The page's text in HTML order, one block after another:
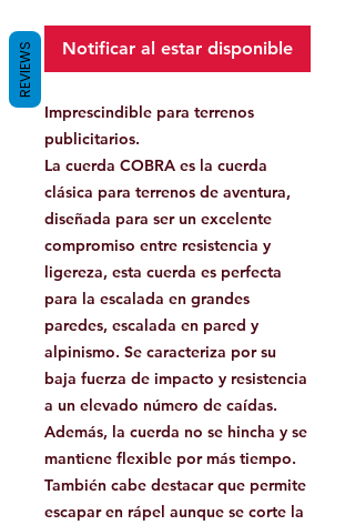
Notificar al estar disponible
Imprescindible para terrenos
publicitarios.
La cuerda COBRA es la cuerda
clásica para terrenos de aventura,
diseñada para ser un excelente
compromiso entre resistencia y
ligereza, esta cuerda es perfecta
para la escalada en grandes
paredes, escalada en pared y
alpinismo. Se caracteriza por su
baja fuerza de impacto y resistencia
a un elevado número de caídas.
Además, la cuerda no se hincha y se
mantiene flexible por más tiempo.
También cabe destacar que permite
escapar en rápel aunque se corte la
REVIEWS